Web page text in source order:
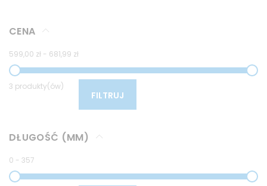
CENA
599,00 zł - 681,99 zł
3 produkty(ów)
FILTRUJ
DŁUGOŚĆ (MM)
0 - 357